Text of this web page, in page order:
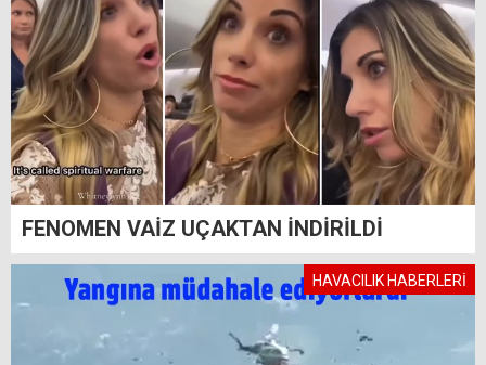
FENOMEN VAİZ UÇAKTAN İNDİRİLDİ
HAVACILIK HABERLERİ